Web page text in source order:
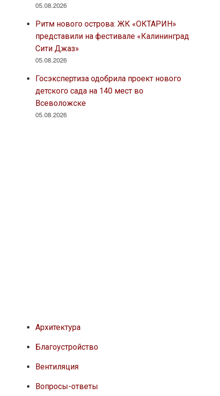
05.08.2026
Ритм нового острова: ЖК «ОКТАРИН»
представили на фестивале «Калининград
Сити Джаз»
05.08.2026
Госэкспертиза одобрила проект нового
детского сада на 140 мест во
Всеволожске
05.08.2026
Архитектура
Благоустройство
Вентиляция
Вопросы-ответы